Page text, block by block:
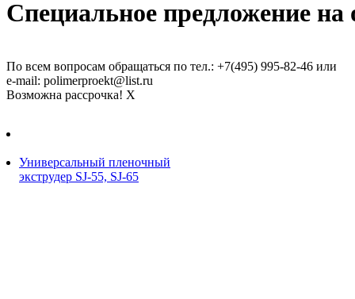
Универсальный пленочный
экструдер SJ-55, SJ-65
Специальное предложение на
По всем вопросам обращаться по тел.: +7(495) 995-82-46 или
e-mail: polimerproekt@list.ru
Возможна рассрочка! X